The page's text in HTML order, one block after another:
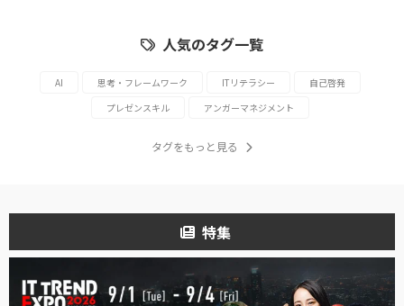
人気のタグ一覧
AI 思考・フレームワーク ITリテラシー
自己啓発
プレゼンスキル
アンガーマネジメント
タグをもっと見る
特集